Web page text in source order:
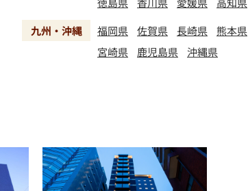
九州・沖縄
福岡県 佐賀県 長崎県 熊本県
宮崎県
鹿児島県 沖縄県